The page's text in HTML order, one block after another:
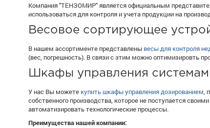
Компания "ТЕНЗОМИР" является официальным
использоваться для контроля и учета продукции на
Весовое сортирующее
В нашем ассортименте представлены весы для контроля
(вес, погрешность). В связи с этим можно оптимизировть
Шкафы управления
У нас Вы можете купить шкафы управления дозированием,
собственного производства, которое не поступается
автоматизировать технологические процессы.
Преимущества нашей компании: